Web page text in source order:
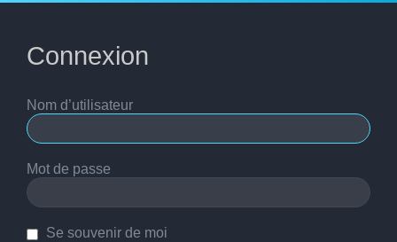
Connexion
Nom d’utilisateur
Mot de passe
Se souvenir de moi